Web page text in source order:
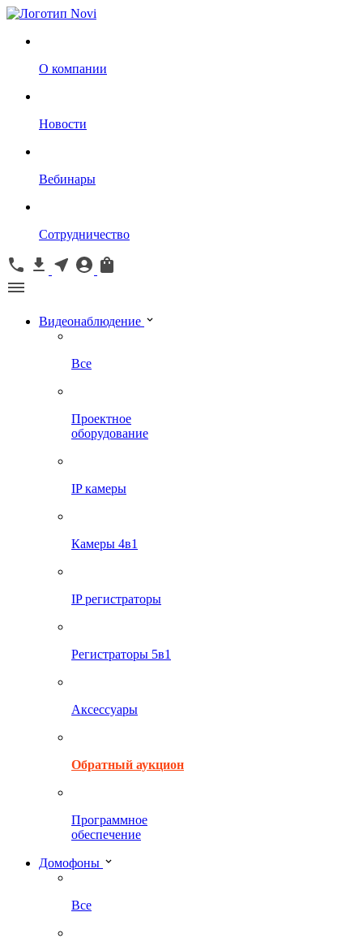
О компании
Новости
Вебинары
Сотрудничество
Видеонаблюдение
Все
Проектное
оборудование
IP камеры
Камеры 4в1
IP регистраторы
Регистраторы 5в1
Аксессуары
Обратный аукцион
Программное
обеспечение
Домофоны
Все